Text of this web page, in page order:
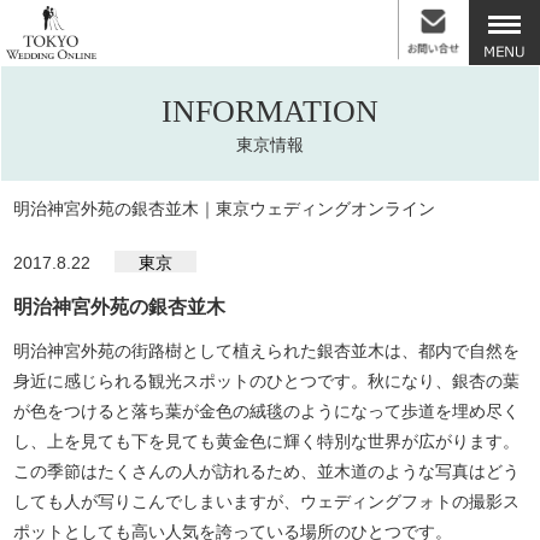
INFORMATION
東京情報
明治神宮外苑の銀杏並木｜東京ウェディングオンライン
2017.8.22 東京
明治神宮外苑の銀杏並木
明治神宮外苑の街路樹として植えられた銀杏並木は、都内で自然を
身近に感じられる観光スポットのひとつです。秋になり、銀杏の葉
が色をつけると落ち葉が金色の絨毯のようになって歩道を埋め尽く
し、上を見ても下を見ても黄金色に輝く特別な世界が広がります。
この季節はたくさんの人が訪れるため、並木道のような写真はどう
しても人が写りこんでしまいますが、ウェディングフォトの撮影ス
ポットとしても高い人気を誇っている場所のひとつです。